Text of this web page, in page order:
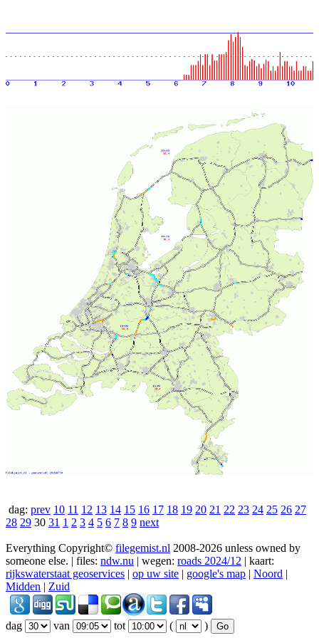
dag: prev 10 11 12 13 14 15 16 17 18 19 20 21 22 23 24 25 26 27
28 29 30 31 1 2 3 4 5 6 7 8 9 next
Everything Copyright© filegemist.nl 2008-2026 unless owned by
someone else. | files: ndw.nu | wegen: roads 2024/12 | kaart:
rijkswaterstaat geoservices | op uw site | google's map | Noord |
Midden | Zuid
dag van tot ( )